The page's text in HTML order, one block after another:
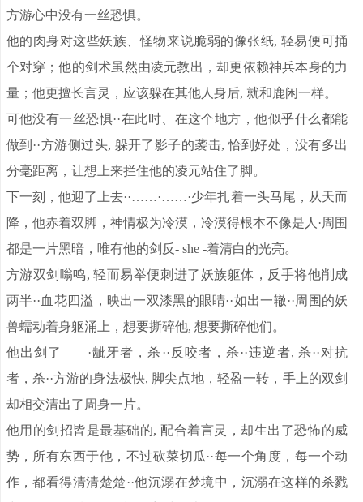
方游心中没有一丝恐惧。
他的肉身对这些妖族、怪物来说脆弱的像张纸, 轻易便可捅
个对穿；他的剑术虽然由凌元教出，却更依赖神兵本身的力
量；他更擅长言灵，应该躲在其他人身后, 就和鹿闲一样。
可他没有一丝恐惧··在此时、在这个地方，他似乎什么都能
做到··方游侧过头, 躲开了影子的袭击, 恰到好处，没有多出
分毫距离，让想上来拦住他的凌元站住了脚。
下一刻，他迎了上去··……·……·少年扎着一头马尾，从天而
降，他赤着双脚，神情极为冷漠，冷漠得根本不像是人·周围
都是一片黑暗，唯有他的剑反- she -着清白的光亮。
方游双剑嗡鸣, 轻而易举便刺进了妖族躯体，反手将他削成
两半··血花四溢，映出一双漆黑的眼睛··如出一辙··周围的妖
兽蠕动着身躯涌上，想要撕碎他, 想要撕碎他们。
他出剑了——·龇牙者，杀··反咬者，杀··违逆者, 杀··对抗
者，杀··方游的身法极快, 脚尖点地，轻盈一转，手上的双剑
却相交清出了周身一片。
他用的剑招皆是最基础的, 配合着言灵，却生出了恐怖的威
势，所有东西于他，不过砍菜切瓜··每一个角度，每一个动
作，都看得清清楚楚··他沉溺在梦境中，沉溺在这样的杀戮